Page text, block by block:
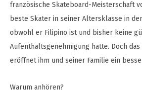
französische Skateboard-Meisterschaft
beste Skater in seiner Altersklasse in
obwohl er Filipino ist und bisher keine
Aufenthaltsgenehmigung hatte. Doch
eröffnet ihm und seiner Familie ein
Warum anhören?